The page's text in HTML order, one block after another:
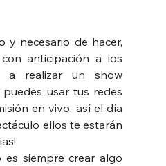
y necesario de hacer,
anticipación a los
a realizar un show
usar tus redes
en vivo, así el día
ellos te estarán
es siempre crear algo